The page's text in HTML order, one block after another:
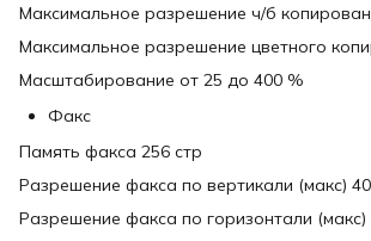
Максимальное разрешение ч/б
Максимальное разрешение цветного
Масштабирование от 25 до 400 %
Факс
Память факса 256 стр
Разрешение факса по вертикали (макс)
Разрешение факса по горизонтали (макс)